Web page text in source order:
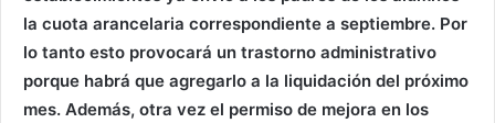
la cuota arancelaria correspondiente a septiembre. Por
lo tanto esto provocará un trastorno administrativo
porque habrá que agregarlo a la liquidación del próximo
mes. Además, otra vez el permiso de mejora en los